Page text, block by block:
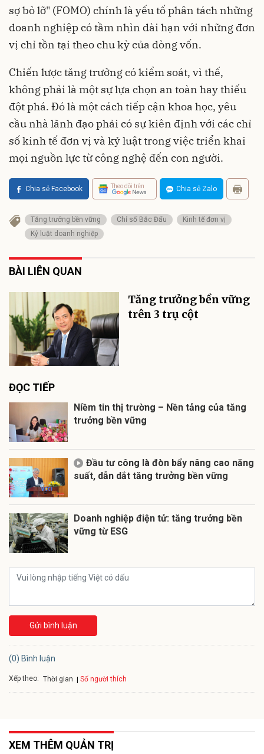
sợ bỏ lỡ" (FOMO) chính là yếu tố phân tách những
doanh nghiệp có tầm nhìn dài hạn với những đơn
vị chỉ tồn tại theo chu kỳ của dòng vốn.
Chiến lược tăng trưởng có kiểm soát, vì thế,
không phải là một sự lựa chọn an toàn hay thiếu
đột phá. Đó là một cách tiếp cận khoa học, yêu
cầu nhà lãnh đạo phải có sự kiên định với các chỉ
số kinh tế đơn vị và kỷ luật trong việc triển khai
mọi nguồn lực từ công nghệ đến con người.
Chia sẻ Facebook Theo dõi trên Chia sẻ Zalo
Tăng trưởng bền vững Chỉ số Bắc Đẩu
Kinh tế đơn vị
Kỷ luật doanh nghiệp
BÀI LIÊN QUAN
Tăng trưởng bền vững
trên 3 trụ cột
ĐỌC TIẾP
Niềm tin thị trường – Nền tảng của tăng
trưởng bền vững
Đầu tư công là đòn bẩy nâng cao năng
suất, dẫn dắt tăng trưởng bền vững
Doanh nghiệp điện tử: tăng trưởng bền
vững từ ESG
Gửi bình luận
(0) Bình luận
Xếp theo: Thời gian Số người thích
XEM THÊM QUẢN TRỊ